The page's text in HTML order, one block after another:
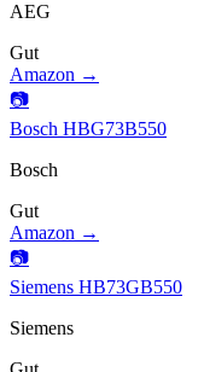
AEG
Gut
Amazon →
📷
Bosch HBG73B550
Bosch
Gut
Amazon →
📷
Siemens HB73GB550
Siemens